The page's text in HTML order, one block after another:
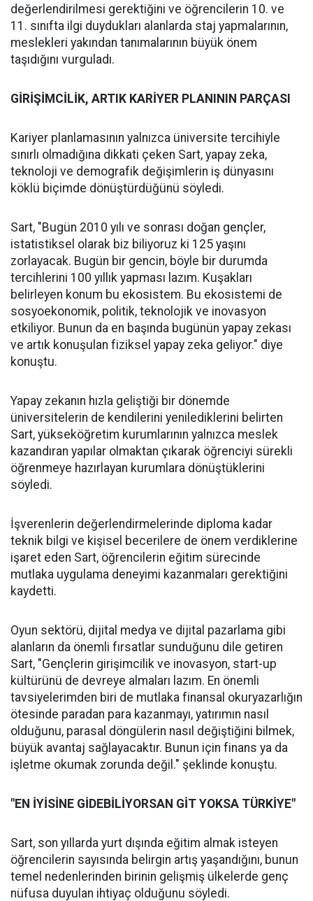
değerlendirilmesi gerektiğini ve öğrencilerin 10. ve
11. sınıfta ilgi duydukları alanlarda staj yapmalarının,
meslekleri yakından tanımalarının büyük önem
taşıdığını vurguladı.
GİRİŞİMCİLİK, ARTIK KARİYER PLANININ PARÇASI
Kariyer planlamasının yalnızca üniversite tercihiyle
sınırlı olmadığına dikkati çeken Sart, yapay zeka,
teknoloji ve demografik değişimlerin iş dünyasını
köklü biçimde dönüştürdüğünü söyledi.
Sart, "Bugün 2010 yılı ve sonrası doğan gençler,
istatistiksel olarak biz biliyoruz ki 125 yaşını
zorlayacak. Bugün bir gencin, böyle bir durumda
tercihlerini 100 yıllık yapması lazım. Kuşakları
belirleyen konum bu ekosistem. Bu ekosistemi de
sosyoekonomik, politik, teknolojik ve inovasyon
etkiliyor. Bunun da en başında bugünün yapay zekası
ve artık konuşulan fiziksel yapay zeka geliyor." diye
konuştu.
Yapay zekanın hızla geliştiği bir dönemde
üniversitelerin de kendilerini yenilediklerini belirten
Sart, yükseköğretim kurumlarının yalnızca meslek
kazandıran yapılar olmaktan çıkarak öğrenciyi sürekli
öğrenmeye hazırlayan kurumlara dönüştüklerini
söyledi.
İşverenlerin değerlendirmelerinde diploma kadar
teknik bilgi ve kişisel becerilere de önem verdiklerine
işaret eden Sart, öğrencilerin eğitim sürecinde
mutlaka uygulama deneyimi kazanmaları gerektiğini
kaydetti.
Oyun sektörü, dijital medya ve dijital pazarlama gibi
alanların da önemli fırsatlar sunduğunu dile getiren
Sart, "Gençlerin girişimcilik ve inovasyon, start-up
kültürünü de devreye almaları lazım. En önemli
tavsiyelerimden biri de mutlaka finansal okuryazarlığın
ötesinde paradan para kazanmayı, yatırımın nasıl
olduğunu, parasal döngülerin nasıl değiştiğini bilmek,
büyük avantaj sağlayacaktır. Bunun için finans ya da
işletme okumak zorunda değil." şeklinde konuştu.
"EN İYİSİNE GİDEBİLİYORSAN GİT YOKSA TÜRKİYE"
Sart, son yıllarda yurt dışında eğitim almak isteyen
öğrencilerin sayısında belirgin artış yaşandığını, bunun
temel nedenlerinden birinin gelişmiş ülkelerde genç
nüfusa duyulan ihtiyaç olduğunu söyledi.